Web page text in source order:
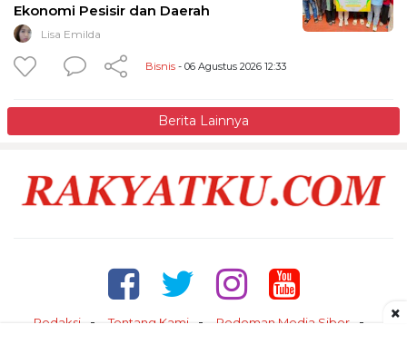
Ekonomi Pesisir dan Daerah
Lisa Emilda
Bisnis - 06 Agustus 2026 12:33
Berita Lainnya
Redaksi Tentang Kami
Pedoman Media Siber
×